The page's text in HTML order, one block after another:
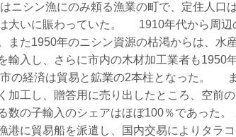
ニシン漁にのみ頼る漁業の町で、定住人口
大いに賑わっていた。 1910年代から周辺
また1950年のニシン資源の枯渇からは、水
輸入し、さらに市内の木材加工業者も1950
の経済は貿易と鉱業の2本柱となった。
加工し、贈答用に売り出したところ、空前
数の子輸入のシェアはほぼ100％であった
港に貿易船を派遣し、国内交易によりタラ